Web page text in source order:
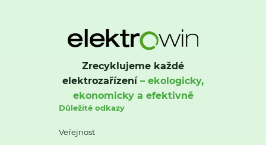
Zrecyklujeme každé
elektrozařízení– ekologicky,
ekonomicky a efektivně
Důležité odkazy
Veřejnost